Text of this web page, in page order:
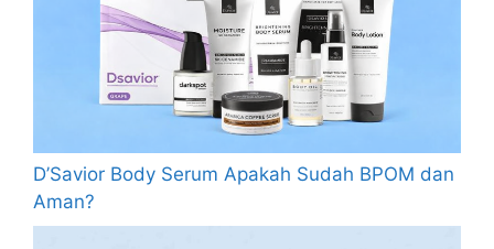
D’Savior Body Serum Apakah Sudah BPOM dan
Aman?